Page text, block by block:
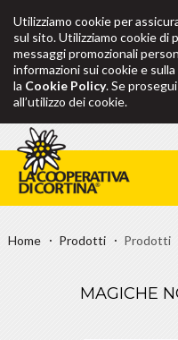
Utilizziamo cookie per
sul sito. Utilizziamo cookie di
messaggi promozionali
informazioni sui cookie e
la Cookie Policy. Se
all’utilizzo dei cookie.
Home Prodotti Prodotti
MAGICHE